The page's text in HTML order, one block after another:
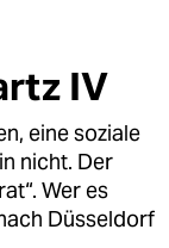
IV
eine soziale
nicht. Der
Wer es
Düsseldorf